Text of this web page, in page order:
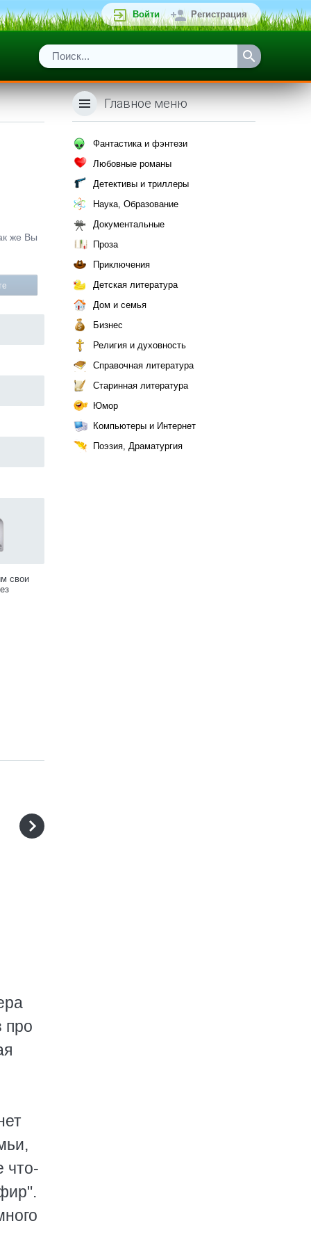
Войти Регистрация
же Вы
свои
про
что-
Главное меню
Фантастика и фэнтези
Любовные романы
Детективы и триллеры
Наука, Образование
Документальные
Проза
Приключения
Детская литература
Дом и семья
Бизнес
Религия и духовность
Справочная литература
Старинная литература
Юмор
Компьютеры и Интернет
Поэзия, Драматургия